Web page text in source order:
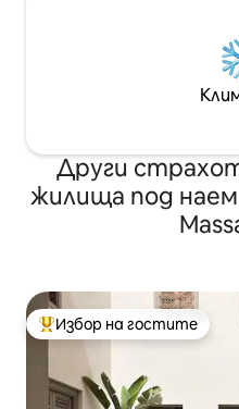
Други
жилища под наем
Най-популярен избор на
Избор на гостите